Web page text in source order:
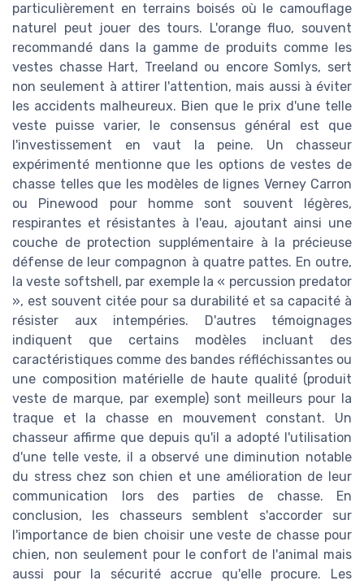
particulièrement en terrains boisés où le camouflage
naturel peut jouer des tours. L'orange fluo, souvent
recommandé dans la gamme de produits comme les
vestes chasse Hart, Treeland ou encore Somlys, sert
non seulement à attirer l'attention, mais aussi à éviter
les accidents malheureux. Bien que le prix d'une telle
veste puisse varier, le consensus général est que
l'investissement en vaut la peine. Un chasseur
expérimenté mentionne que les options de vestes de
chasse telles que les modèles de lignes Verney Carron
ou Pinewood pour homme sont souvent légères,
respirantes et résistantes à l'eau, ajoutant ainsi une
couche de protection supplémentaire à la précieuse
défense de leur compagnon à quatre pattes. En outre,
la veste softshell, par exemple la « percussion predator
», est souvent citée pour sa durabilité et sa capacité à
résister aux intempéries. D'autres témoignages
indiquent que certains modèles incluant des
caractéristiques comme des bandes réfléchissantes ou
une composition matérielle de haute qualité (produit
veste de marque, par exemple) sont meilleurs pour la
traque et la chasse en mouvement constant. Un
chasseur affirme que depuis qu'il a adopté l'utilisation
d'une telle veste, il a observé une diminution notable
du stress chez son chien et une amélioration de leur
communication lors des parties de chasse. En
conclusion, les chasseurs semblent s'accorder sur
l'importance de bien choisir une veste de chasse pour
chien, non seulement pour le confort de l'animal mais
aussi pour la sécurité accrue qu'elle procure. Les